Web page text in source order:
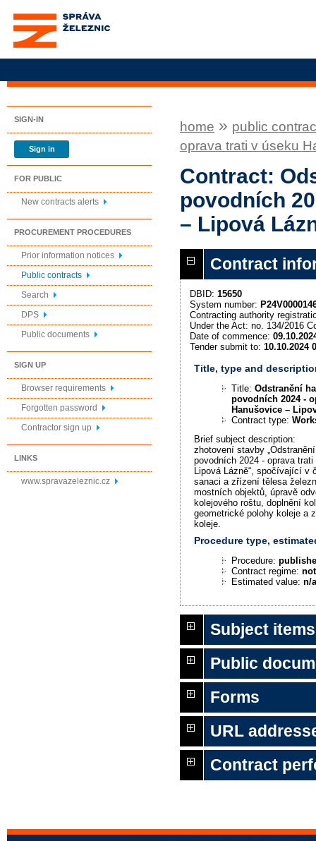
Správa železnic, státní
organizace
SIGN-IN
Sign in
FOR PUBLIC
New contracts alerts
PROCUREMENT PROCEDURES
Prior information notices
Public contracts
Search
DPS
Public documents
SIGN UP
Browser requirements
Forgotten password
Contractor sign up
LINKS
www.spravazeleznic.cz
home » public
oprava trati v úseku
Contract:
povodních
– Lipová
Contract
DBID: 15650
System number:
Contracting authority
Under the Act: no. 134/2016
Date of commence:
Tender submit to: 10.10.2024
Title, type and
Title:Odstranění
povodních 2024 -
Hanušovice –
Contract type:
Brief subject description:
zhotovení stavby
povodních 2024 - oprava
Lipová Lázně“, spočívající v
sanaci a zřízení tělesa
mostních objektů, úpravě
kolejového roštu, doplnění
geometrické polohy koleje a
koleje.
Procedure type,
Procedure:
Contract regime:
Estimated value:n/
Subject
Public
Forms
URL
Contract